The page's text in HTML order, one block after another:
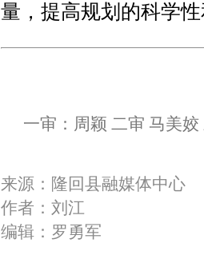
量，提高规划的科学
一审：周颖 二审 马美
来源：隆回县融媒体中心
作者：刘江
编辑：罗勇军